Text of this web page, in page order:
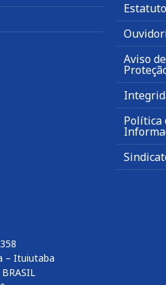
Aviso
Política
– Ituiutaba